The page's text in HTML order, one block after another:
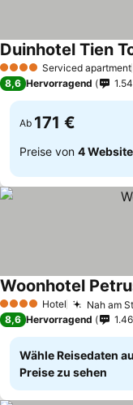
4 Sterne Serviced apartment
Duinhotel Tien
8,6 Hervorragend
Ab 171 €
Preise von 4
4 Sterne Hotel Nah am
Woonhotel
8,6 Hervorragend
Wähle Reisedaten
Preise zu sehen